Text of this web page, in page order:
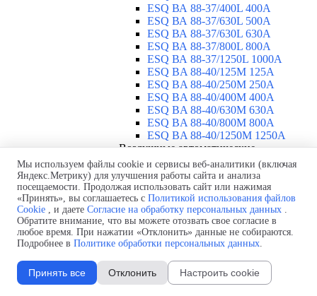
ESQ ВА 88-37/400L 400A
ESQ ВА 88-37/630L 500A
ESQ ВА 88-37/630L 630A
ESQ ВА 88-37/800L 800A
ESQ ВА 88-37/1250L 1000A
ESQ BA 88-40/125M 125A
ESQ BA 88-40/250M 250A
ESQ BA 88-40/400M 400A
ESQ BA 88-40/630М 630A
ESQ BA 88-40/800M 800A
ESQ BA 88-40/1250М 1250A
Воздушные автоматические
выключатели
▼
ESQ ВА99-40B 3F M2C2S2 M
2500A
ESQ ВА99-40A 3F M2C2S2 М
800A
ESQ ВА99-40A 3F M2C2S2 М
630A
ESQ ВА99-40A 3F M2C2S2 М
2000A
ESQ ВА99-40A 3F M2C2S2 М
Мы используем файлы cookie и сервисы веб-аналитики (включая
Яндекс.Метрику) для улучшения работы сайта и анализа
посещаемости. Продолжая использовать сайт или нажимая
«Принять», вы соглашаетесь с Политикой использования файлов
Cookie , и даете Согласие на обработку персональных данных .
Обратите внимание, что вы можете отозвать свое согласие в
любое время. При нажатии «Отклонить» данные не собираются.
Подробнее в Политике обработки персональных данных.
Принять все Отклонить Настроить cookie